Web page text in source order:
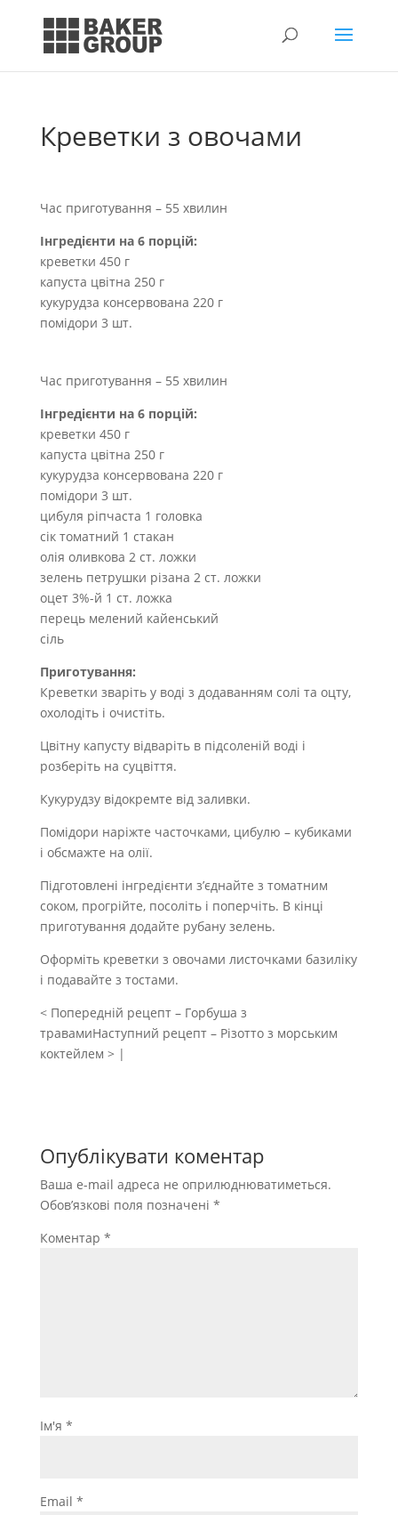
Креветки з овочами
Час приготування – 55 хвилин
Інгредієнти на 6 порцій:
креветки 450 г
капуста цвітна 250 г
кукурудза консервована 220 г
помідори 3 шт.
Час приготування – 55 хвилин
Інгредієнти на 6 порцій:
креветки 450 г
капуста цвітна 250 г
кукурудза консервована 220 г
помідори 3 шт.
цибуля ріпчаста 1 головка
сік томатний 1 стакан
олія оливкова 2 ст. ложки
зелень петрушки різана 2 ст. ложки
оцет 3%-й 1 ст. ложка
перець мелений кайенський
сіль
Приготування:
Креветки зваріть у воді з додаванням солі та оцту,
охолодіть і очистіть.
Цвітну капусту відваріть в підсоленій воді і
розберіть на суцвіття.
Кукурудзу відокремте від заливки.
Помідори наріжте часточками, цибулю – кубиками
і обсмажте на олії.
Підготовлені інгредієнти з’єднайте з томатним
соком, прогрійте, посоліть і поперчіть. В кінці
приготування додайте рубану зелень.
Оформіть креветки з овочами листочками базиліку
і подавайте з тостами.
< Попередній рецепт – Горбуша з
травамиНаступний рецепт – Різотто з морським
коктейлем > |
Опублікувати коментар
Ваша e-mail адреса не оприлюднюватиметься.
Обов’язкові поля позначені *
Коментар *
Ім'я *
Email *